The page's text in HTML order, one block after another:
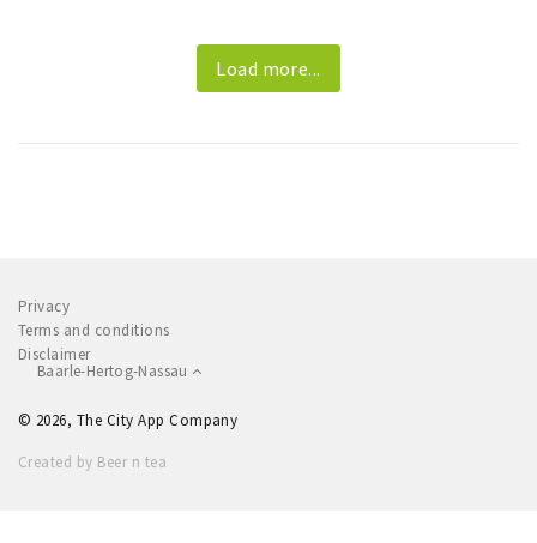
Load more...
Privacy
Terms and conditions
Disclaimer
Baarle-Hertog-Nassau
© 2026, The City App Company
Created by Beer n tea